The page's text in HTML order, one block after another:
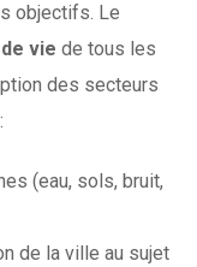
objectifs. Le
vie de tous les
des secteurs
(eau, sols, bruit,
de la ville au sujet